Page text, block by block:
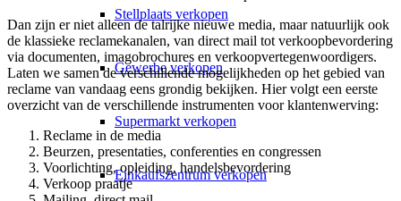
Stellplaats verkopen
Gewerbe verkopen
Supermarkt verkopen
Einkaufszentrum verkopen
Dan zijn er niet alleen de talrijke nieuwe media, maar natuurlijk ook
de klassieke reclamekanalen, van direct mail tot verkoopbevordering
via documenten, imagobrochures en verkoopvertegenwoordigers.
Laten we samen de verschillende mogelijkheden op het gebied van
reclame van vandaag eens grondig bekijken. Hier volgt een eerste
overzicht van de verschillende instrumenten voor klantenwerving:
Reclame in de media
Beurzen, presentaties, conferenties en congressen
Voorlichting, opleiding, handelsbevordering
Verkoop praatje